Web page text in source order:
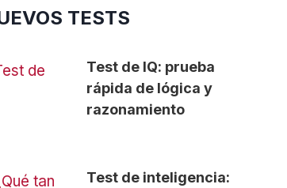
TESTS
Test de IQ: prueba
rápida de lógica y
razonamiento
Test de inteligencia: